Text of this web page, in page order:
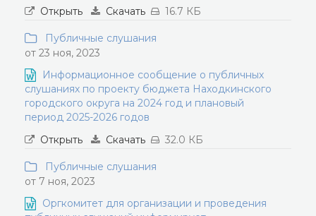
Открыть
Скачать 16.7 КБ
Публичные слушания
от 23 ноя, 2023
Информационное сообщение о публичных
слушаниях по проекту бюджета Находкинского
городского округа на 2024 год и плановый
период 2025-2026 годов
Открыть
Скачать 32.0 КБ
Публичные слушания
от 7 ноя, 2023
Оргкомитет для организации и проведения